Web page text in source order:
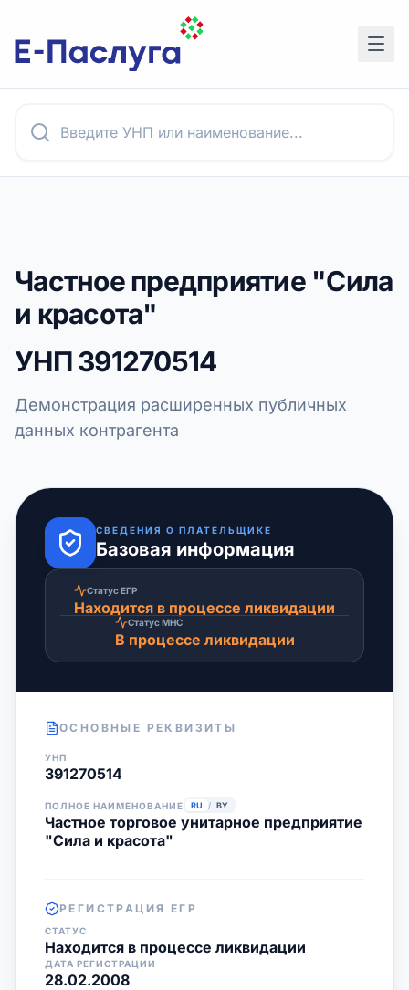
Частное предприятие "Сила
и красота"
УНП391270514
Демонстрация расширенных публичных
данных контрагента
СВЕДЕНИЯ О ПЛАТЕЛЬЩИКЕ
Базовая информация
Статус ЕГР
Находится в процессе ликвидации
Статус МНС
В процессе ликвидации
ОСНОВНЫЕ РЕКВИЗИТЫ
УНП
391270514
ПОЛНОЕ НАИМЕНОВАНИЕ RU / BY
Частное торговое унитарное предприятие
"Сила и красота"
РЕГИСТРАЦИЯ ЕГР
СТАТУС
Находится в процессе ликвидации
ДАТА РЕГИСТРАЦИИ
28.02.2008